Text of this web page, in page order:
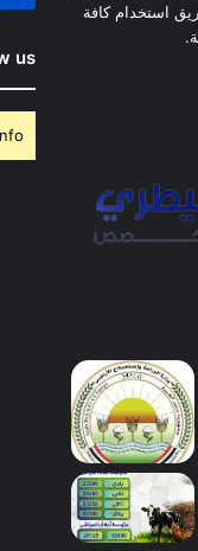
استخدام كافة
us